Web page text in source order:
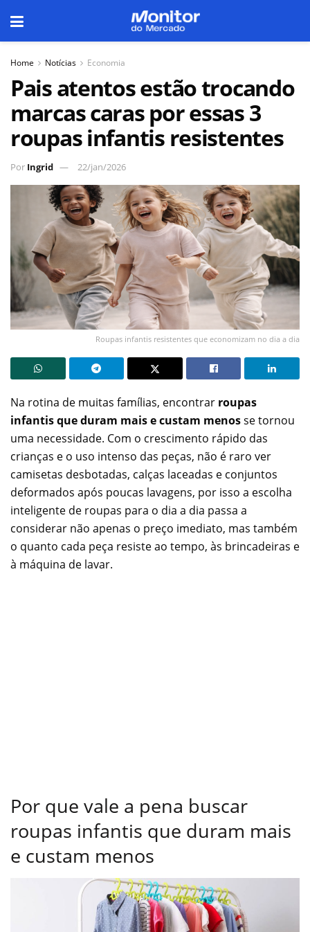
Home Notícias Economia
Pais atentos estão trocando
marcas caras por essas 3
roupas infantis resistentes
Por Ingrid 22/jan/2026
Roupas infantis resistentes que economizam no dia a dia
Na rotina de muitas famílias, encontrar roupas
infantis que duram mais e custam menosse tornou
uma necessidade. Com o crescimento rápido das
crianças e o uso intenso das peças, não é raro ver
camisetas desbotadas, calças laceadas e conjuntos
deformados após poucas lavagens, por isso a escolha
inteligente de roupas para o dia a dia passa a
considerar não apenas o preço imediato, mas também
o quanto cada peça resiste ao tempo, às brincadeiras e
à máquina de lavar.
Por que vale a pena buscar
roupas infantis que duram mais
e custam menos